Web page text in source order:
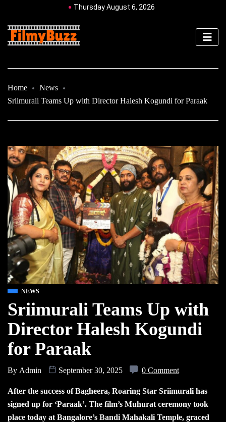
Thursday August 6, 2026
Home
News
Sriimurali Teams Up with Director Halesh Kogundi for Paraak
NEWS
Sriimurali Teams Up with
Director Halesh Kogundi
for Paraak
By Admin September 30, 2025 0 Comment
After the success of Bagheera, Roaring Star Sriimurali has
signed up for ‘Paraak’. The film’s Muhurat ceremony took
place today at Bangalore’s Bandi Mahakali Temple, graced